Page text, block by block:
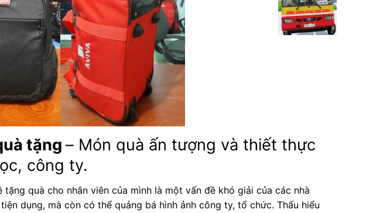
tặng– Món quà ấn tượng và thiết thực
công ty.
quà cho nhân viên của mình là một vấn đề khó giải của các nhà
dụng, mà còn có thể quảng bá hình ảnh công ty, tổ chức. Thấu hiểu